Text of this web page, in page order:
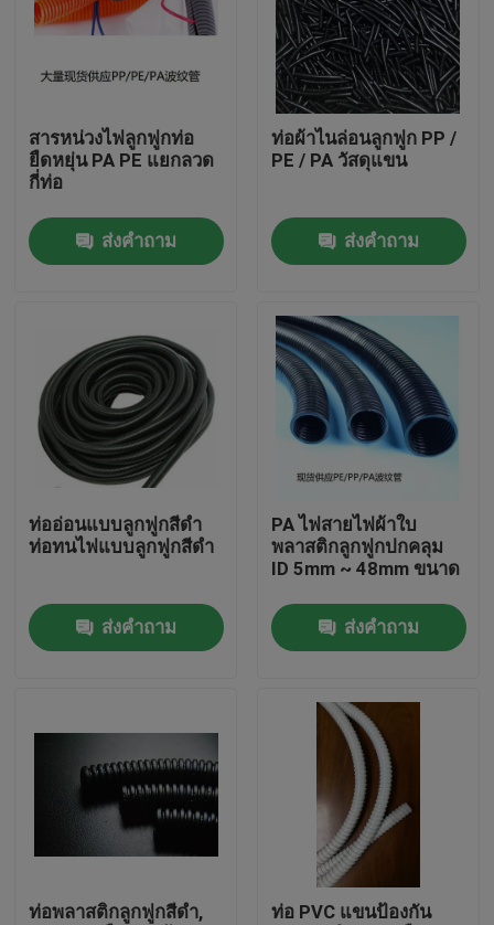
สินค้า
เกี่ยวกับเรา
ทัวร์โรงงาน
ควบคุมคุณภาพ
ติดต่อเรา
ท่อพีวีซียืดหยุ่น
ท่อหดความร้อน
ท่ออ่อนลูกฟูก
สารหน่วงไฟลูกฟูกท่อ
ยืดหยุ่น PA PE แยกลวด
กี่ท่อ
ส่งคำถาม
ท่อผ้าไนล่อนลูกฟูก PP /
PE / PA วัสดุแขน
ส่งคำถาม
ท่ออ่อนแบบลูกฟูกสีดำ
ท่อทนไฟแบบลูกฟูกสีดำ
ส่งคำถาม
PA ไฟสายไฟผ้าใบ
พลาสติกลูกฟูกปกคลุม
ID 5mm ~ 48mm ขนาด
ส่งคำถาม
ท่อพลาสติกลูกฟูกสีดำ,
ท่อ PVC แขนป้องกัน